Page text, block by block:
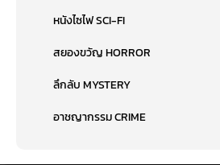
หนังไซไฟ SCI-FI
สยองขวัญ HORROR
ลึกลับ MYSTERY
อาชญากรรม CRIME